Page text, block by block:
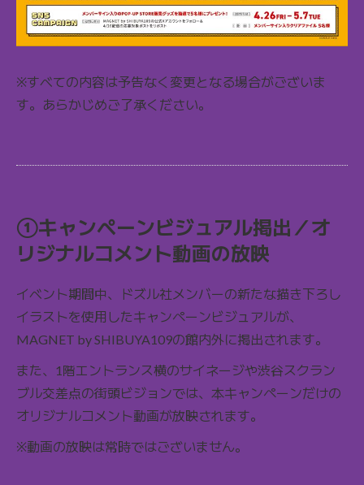
※すべての内容は予告なく変更となる場合がございま
す。あらかじめご了承ください。
①キャンペーンビジュアル掲出／オ
リジナルコメント動画の放映
イベント期間中、ドズル社メンバーの新たな描き下ろし
イラストを使用したキャンペーンビジュアルが、
MAGNET by SHIBUYA109の館内外に掲出されます。
また、1階エントランス横のサイネージや渋谷スクラン
ブル交差点の街頭ビジョンでは、本キャンペーンだけの
オリジナルコメント動画が放映されます。
※動画の放映は常時ではございません。